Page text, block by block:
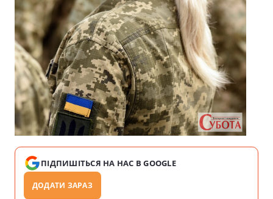
ПІДПИШІТЬСЯ НА НАС В GOOGLE
ДОДАТИ ЗАРАЗ